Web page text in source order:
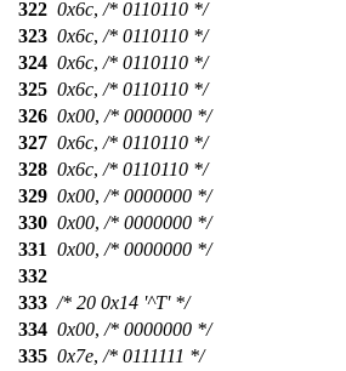
322 0x6c, /* 0110110 */
323 0x6c, /* 0110110 */
324 0x6c, /* 0110110 */
325 0x6c, /* 0110110 */
326 0x00, /* 0000000 */
327 0x6c, /* 0110110 */
328 0x6c, /* 0110110 */
329 0x00, /* 0000000 */
330 0x00, /* 0000000 */
331 0x00, /* 0000000 */
332
333 /* 20 0x14 '^T' */
334 0x00, /* 0000000 */
335 0x7e, /* 0111111 */